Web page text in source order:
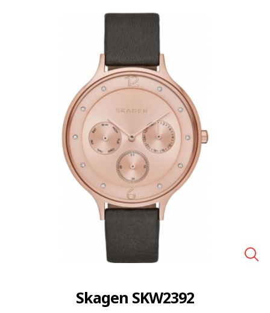
Skagen SKW2392